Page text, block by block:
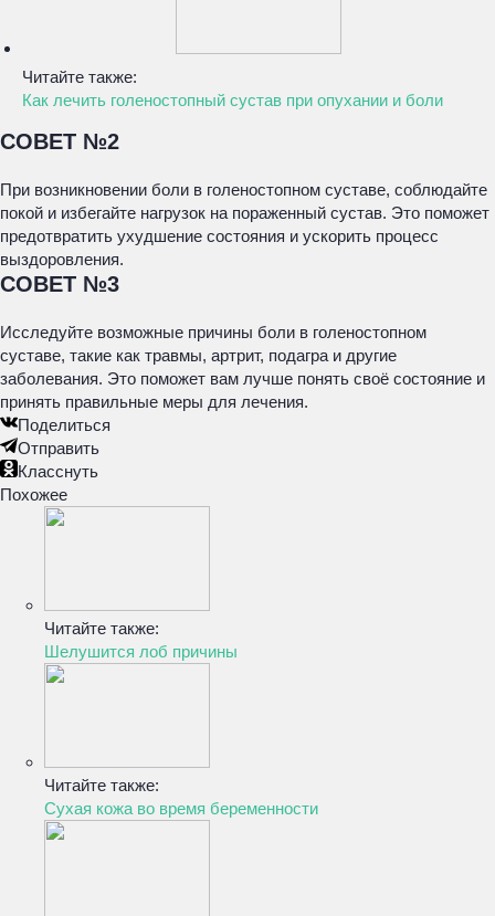
Читайте также:
Как лечить голеностопный сустав при опухании и боли
СОВЕТ №2
При возникновении боли в голеностопном суставе, соблюдайте
покой и избегайте нагрузок на пораженный сустав. Это поможет
предотвратить ухудшение состояния и ускорить процесс
выздоровления.
СОВЕТ №3
Исследуйте возможные причины боли в голеностопном
суставе, такие как травмы, артрит, подагра и другие
заболевания. Это поможет вам лучше понять своё состояние и
принять правильные меры для лечения.
Поделиться
Отправить
Класснуть
Похожее
Читайте также:
Шелушится лоб причины
Читайте также:
Сухая кожа во время беременности